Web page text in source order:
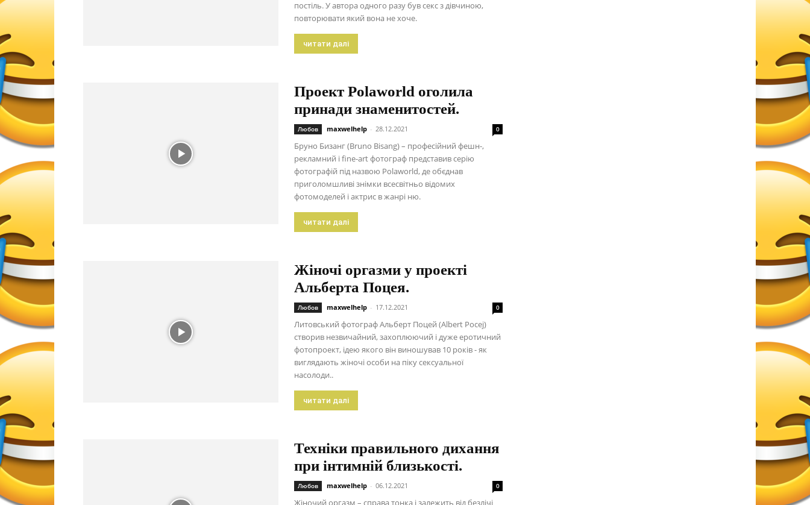
постіль. У автора одного разу був секс з дівчиною,
повторювати який вона не хоче.
читати далі
Проект Polaworld оголила
принади знаменитостей.
Любов maxwelhelp - 28.12.2021 0
Бруно Бизанг (Bruno Bisang) – професійний фешн-,
рекламний і fine-art фотограф представив серію
фотографій під назвою Polaworld, де обєднав
приголомшливі знімки всесвітньо відомих
фотомоделей і актрис в жанрі ню.
читати далі
Жіночі оргазми у проекті
Альберта Поцея.
Любов maxwelhelp - 17.12.2021 0
Литовський фотограф Альберт Поцей (Albert Pocej)
створив незвичайний, захоплюючий і дуже еротичний
фотопроект, ідею якого він виношував 10 років - як
виглядають жіночі особи на піку сексуальної
насолоди..
читати далі
Техніки правильного дихання
при інтимній близькості.
Любов maxwelhelp - 06.12.2021 0
Жіночий оргазм – справа тонка і залежить від безлічі